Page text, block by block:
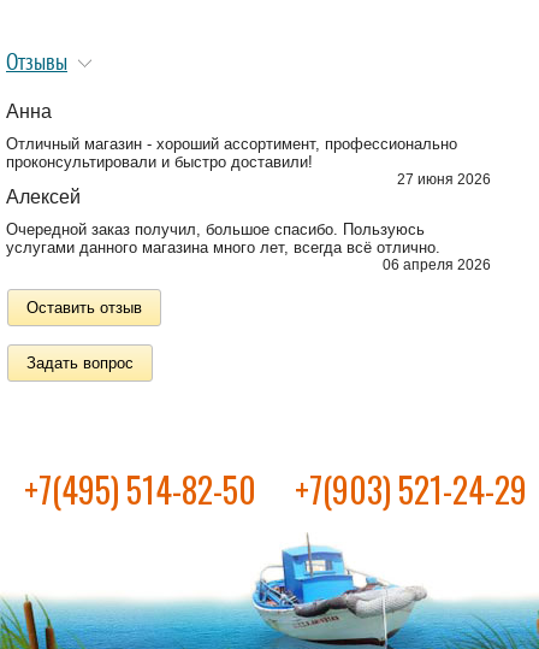
Отзывы
Анна
Отличный магазин - хороший ассортимент, профессионально
проконсультировали и быстро доставили!
27 июня 2026
Алексей
Очередной заказ получил, большое спасибо. Пользуюсь
услугами данного магазина много лет, всегда всё отлично.
06 апреля 2026
Оставить отзыв
Задать вопрос
+7(495) 514-82-50 +7(903) 521-24-29